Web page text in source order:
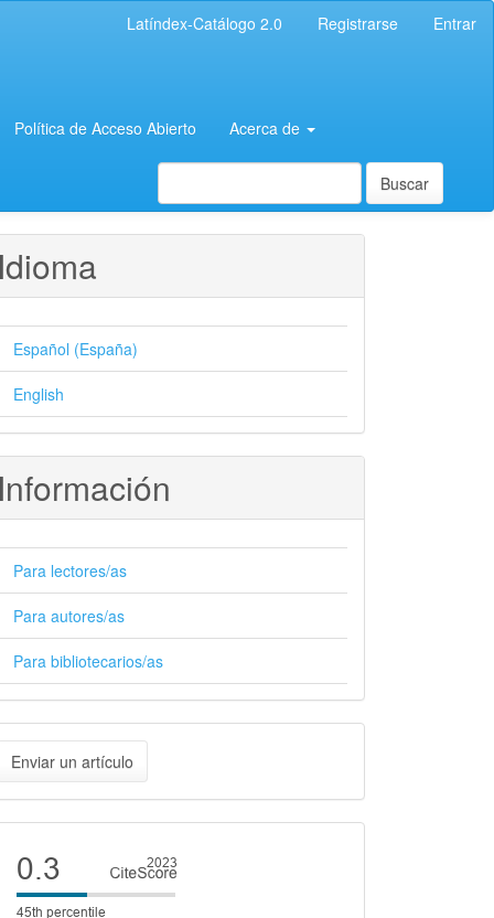
Latíndex-Catálogo 2.0 Registrarse Entrar
Política de Acceso Abierto Acerca de
Buscar
Español (España)
English
Para lectores/as
Para autores/as
Para bibliotecarios/as
Enviar un artículo